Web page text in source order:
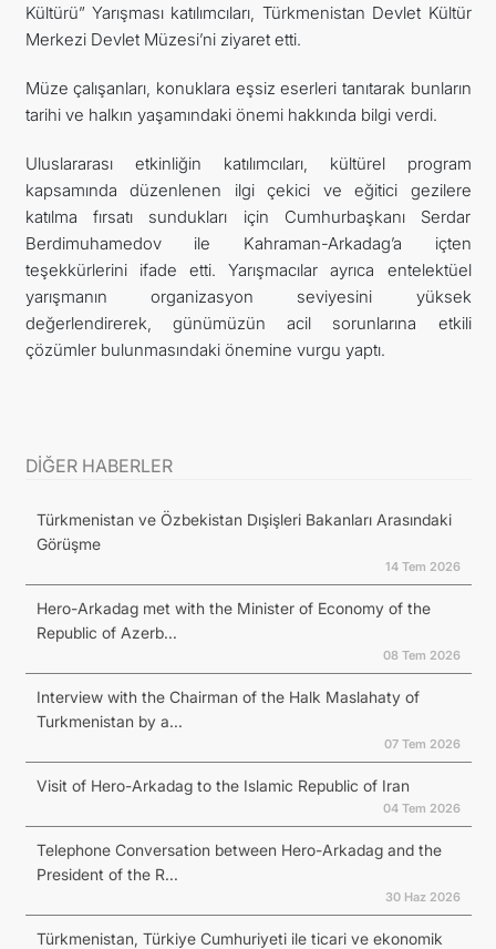
Kültürü” Yarışması katılımcıları, Türkmenistan Devlet Kültür
Merkezi Devlet Müzesi’ni ziyaret etti.
Müze çalışanları, konuklara eşsiz eserleri tanıtarak bunların
tarihi ve halkın yaşamındaki önemi hakkında bilgi verdi.
Uluslararası etkinliğin katılımcıları, kültürel program
kapsamında düzenlenen ilgi çekici ve eğitici gezilere
katılma fırsatı sundukları için Cumhurbaşkanı Serdar
Berdimuhamedov ile Kahraman-Arkadag’a içten
teşekkürlerini ifade etti. Yarışmacılar ayrıca entelektüel
yarışmanın organizasyon seviyesini yüksek
değerlendirerek, günümüzün acil sorunlarına etkili
çözümler bulunmasındaki önemine vurgu yaptı.
DİĞER HABERLER
Türkmenistan ve Özbekistan Dışişleri Bakanları Arasındaki
Görüşme
14 Tem 2026
Hero-Arkadag met with the Minister of Economy of the
Republic of Azerb...
08 Tem 2026
Interview with the Chairman of the Halk Maslahaty of
Turkmenistan by a...
07 Tem 2026
Visit of Hero-Arkadag to the Islamic Republic of Iran
04 Tem 2026
Telephone Conversation between Hero-Arkadag and the
President of the R...
30 Haz 2026
Türkmenistan, Türkiye Cumhuriyeti ile ticari ve ekonomik